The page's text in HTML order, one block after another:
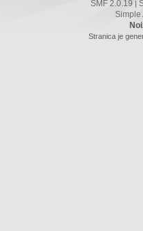
SMF 2.0.19 |
Simple
Stranica je